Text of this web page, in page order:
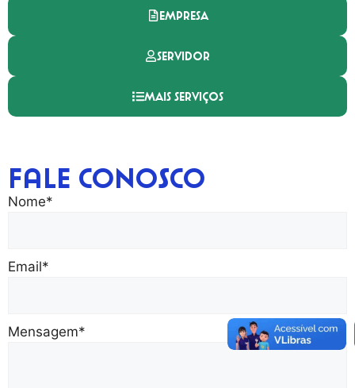
EMPRESA
SERVIDOR
MAIS SERVIÇOS
Fale Conosco
Nome*
Email*
Mensagem*